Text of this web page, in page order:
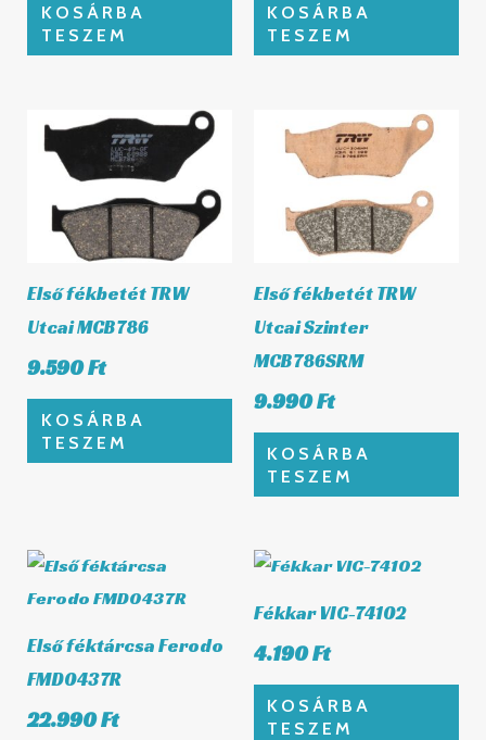
KOSÁRBA
TESZEM
KOSÁRBA
TESZEM
Első fékbetét TRW
Utcai MCB786
9.590Ft
KOSÁRBA
TESZEM
Első fékbetét TRW
Utcai Szinter
MCB786SRM
9.990Ft
KOSÁRBA
TESZEM
Első féktárcsa Ferodo
FMD0437R
22.990Ft
Fékkar VIC-74102
4.190Ft
KOSÁRBA
TESZEM